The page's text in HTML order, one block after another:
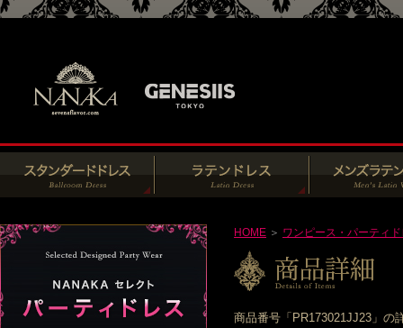
HOME ＞ ワンピース・パーティ
商品番号「PR173021JJ23」の